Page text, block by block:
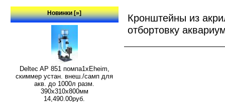
Новинки [»]
Deltec AP 851 помпа1xEheim,
скиммер устан. внеш./самп для
акв. до 1000л разм.
390х310х800мм
14,490.00руб.
Кронштейны из
отбортовку